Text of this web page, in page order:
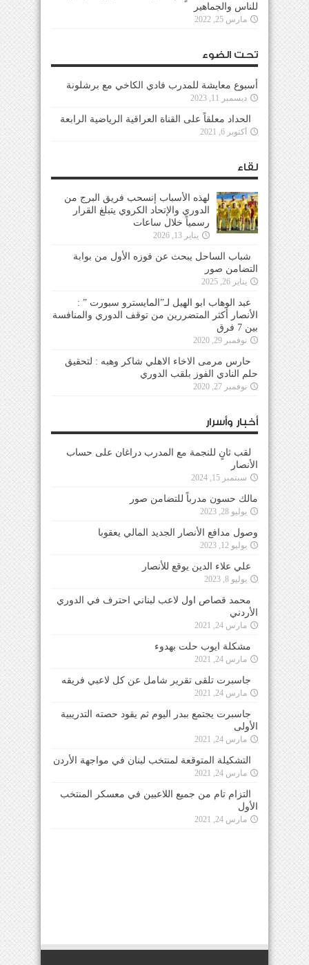
للناس والجماهير
مارس 25, 2022
تحت الضوء
أسبوع معايشة للمدرب فادي الكاخي مع برشلونة
ديسمبر 11, 2023
الحداد معلقاً على القناة العراقية الرياضية الرابعة
أكتوبر 6, 2021
لقاء
لهذه الأسباب إنسحب فريق البرج من
الدوري والإتحاد الكروي يتبلغ القرار
رسمياً خلال ساعات
يناير 13, 2026
شباب الساحل يبحث عن فوزه الأول من بوابة
التضامن صور
يناير 26, 2025
عبد الوهاب ابو الهيل لـ”المايسترو سبورت ” :
الأنصار أكثر المتضررين من توقف الدوري والمنافسة
بين 7 فرق
نوفمبر 29, 2020
حارس مرمى الاخاء الاهلي شاكر وهبه : لتحقيق
حلم النادي الفوز بلقب الدوري
نوفمبر 27, 2020
أخبار وأسرار
لقب ثانٍ للنجمة مع المدرب دراغان على حساب
الأنصار
سبتمبر 15, 2024
مالك حسون مدرباً للتضامن صور
يوليو 28, 2023
وصول مدافع الأنصار الجديد المالي يعقوبا
يوليو 12, 2023
علي علاء الدين يوقع للأنصار
يوليو 8, 2023
محمد قصاص اول لاعب لبناني احترف في الدوري
الأردني
مارس 24, 2021
مشكلة ايوب حلت بهدوء
مارس 24, 2021
جاسبرت تلقى تقرير شامل عن كل لاعبي فريقه
مارس 24, 2021
جاسبرت يجتمع ببدر اليوم ثم يقود حصته التدريبية
الأولى
مارس 24, 2021
التشكيلة المتوقعة لمنتخب لبنان في مواجهة الأردن
مارس 24, 2021
التزام تام من جميع اللاعبين في معسكر المنتخب
الأول
مارس 24, 2021